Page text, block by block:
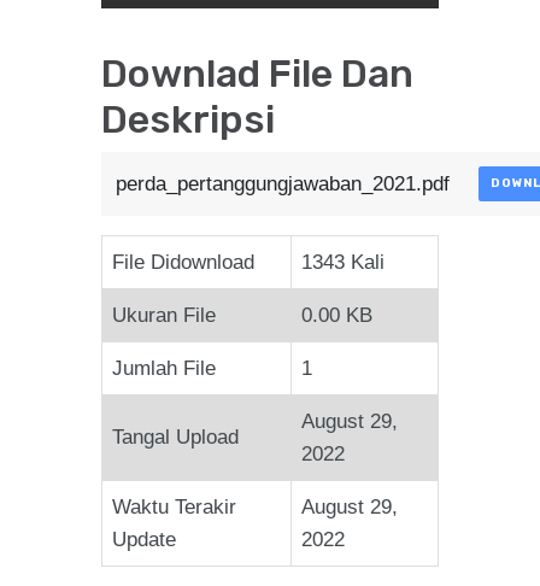
Downlad File Dan
Deskripsi
perda_pertanggungjawaban_2021.pdf
File Didownload 1343 Kali
Ukuran File 0.00 KB
Jumlah File 1
Tangal Upload
August 29,
2022
Waktu Terakir
Update
August 29,
2022